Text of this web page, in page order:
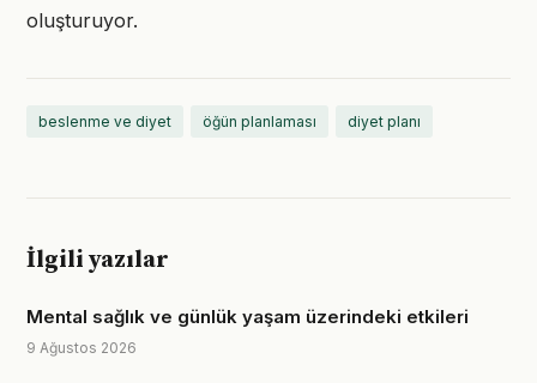
oluşturuyor.
beslenme ve diyet öğün planlaması diyet planı
İlgili yazılar
Mental sağlık ve günlük yaşam üzerindeki etkileri
9 Ağustos 2026